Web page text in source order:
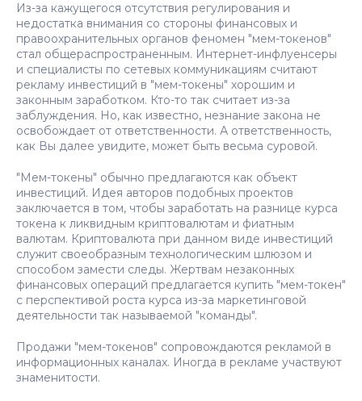
Из-за кажущегося отсутствия регулирования и
недостатка внимания со стороны финансовых и
правоохранительных органов феномен "мем-токенов"
стал общераспространенным. Интернет-инфлуенсеры
и специалисты по сетевых коммуникациям считают
рекламу инвестиций в "мем-токены" хорошим и
законным заработком. Кто-то так считает из-за
заблуждения. Но, как известно, незнание закона не
освобождает от ответственности. А ответственность,
как Вы далее увидите, может быть весьма суровой.
"Мем-токены" обычно предлагаются как объект
инвестиций. Идея авторов подобных проектов
заключается в том, чтобы заработать на разнице курса
токена к ликвидным криптовалютам и фиатным
валютам. Криптовалюта при данном виде инвестиций
служит своеобразным технологическим шлюзом и
способом замести следы. Жертвам незаконных
финансовых операций предлагается купить "мем-токен"
с перспективой роста курса из-за маркетинговой
деятельности так называемой "команды".
Продажи "мем-токенов" сопровождаются рекламой в
информационных каналах. Иногда в рекламе участвуют
знаменитости.